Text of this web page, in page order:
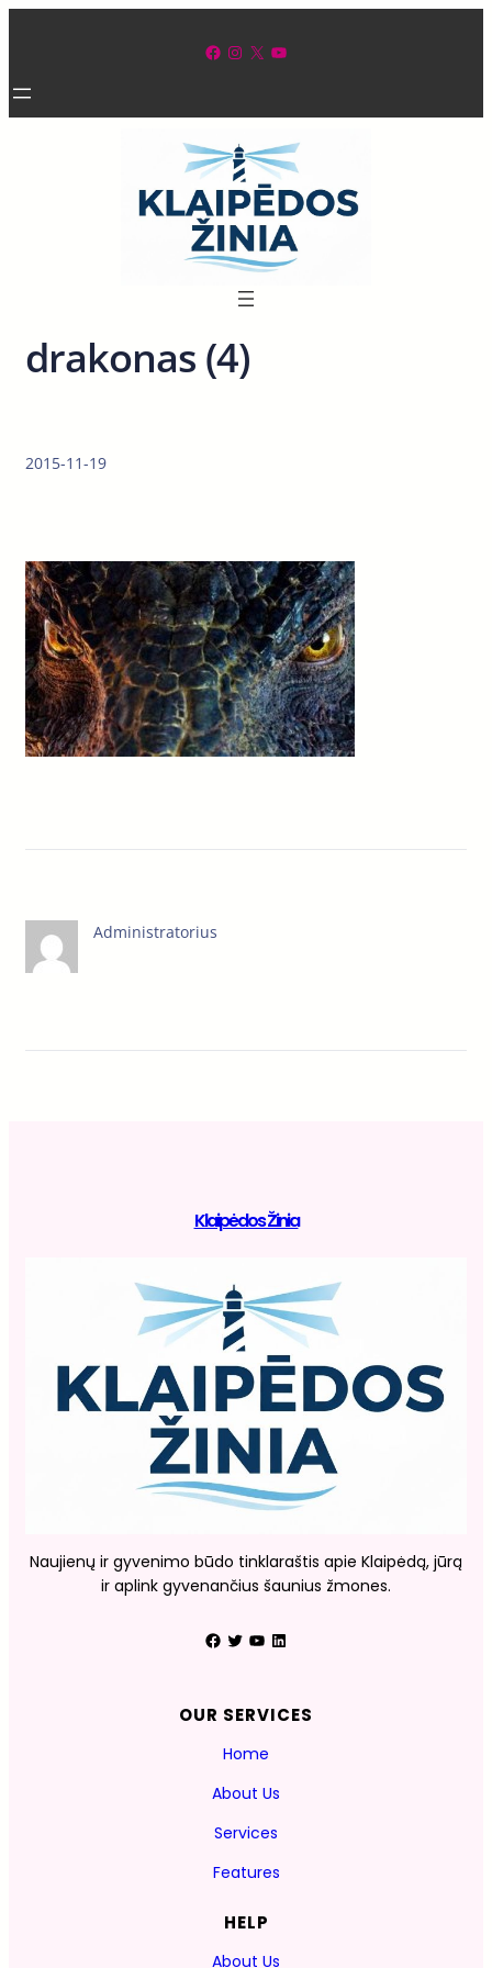
Facebook Instagram X YouTube
drakonas (4)
2015-11-19
Administratorius
Klaipėdos Žinia
Naujienų ir gyvenimo būdo tinklaraštis apie Klaipėdą, jūrą
ir aplink gyvenančius šaunius žmones.
Facebook Twitter YouTube LinkedIn
OUR SERVICES
Home
About Us
Services
Features
HELP
About Us